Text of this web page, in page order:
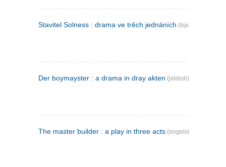
Stavitel Solness : drama ve trěch jednáních (tsjekkisk)
Der boymayster : a drama in dray akten (jiddish)
The master builder : a play in three acts (engelsk)